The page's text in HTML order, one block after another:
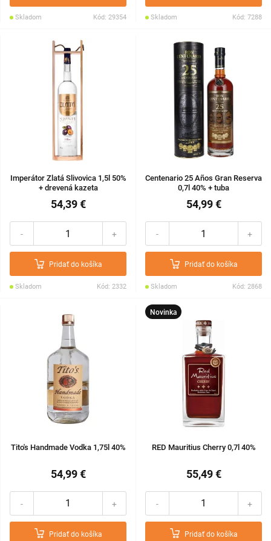
Skladom Kód: 29354 Skladom Kód: 7288
Imperátor Zlatá Slivovica 1,5l 50%
+ drevená kazeta
54,39 €
- +
Pridať do košíka
Skladom Kód: 2332
Centenario 25 Años Gran Reserva
0,7l 40% + tuba
54,99 €
- +
Pridať do košíka
Skladom Kód: 2868
Tito's Handmade Vodka 1,75l 40%
54,99 €
- +
Pridať do košíka
Novinka
RED Mauritius Cherry 0,7l 40%
55,49 €
- +
Pridať do košíka